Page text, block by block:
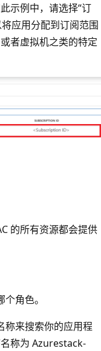
示例中，请选择“订
应用分配到订阅范围
者虚拟机之类的特定
的所有资源都会提供
角色。
称来搜索你的应用程
称为 Azurestack-